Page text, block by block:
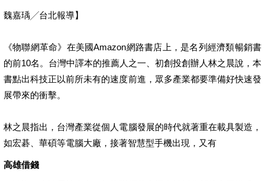
魏嘉瑀╱台北報導】
《物聯網革命》在美國Amazon網路書店上，是名列經濟類暢銷書
的前10名。台灣中譯本的推薦人之一、初創投創辦人林之晨說，本
書點出科技正以前所未有的速度前進，眾多產業都要準備好快速發
展帶來的衝擊。
林之晨指出，台灣產業從個人電腦發展的時代就著重在載具製造，
如宏碁、華碩等電腦大廠，接著智慧型手機出現，又有
高雄借錢